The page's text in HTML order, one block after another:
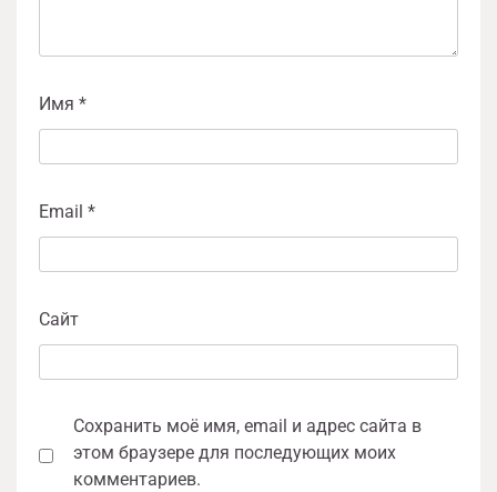
Имя *
Email *
Сайт
Сохранить моё имя, email и адрес сайта в
этом браузере для последующих моих
комментариев.